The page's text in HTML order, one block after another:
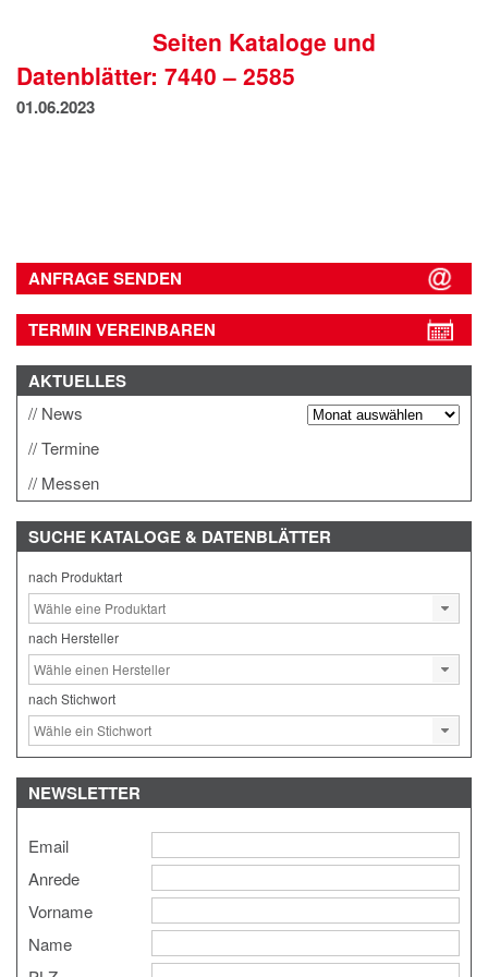
DATENSCHUTZSeiten Kataloge und
Datenblätter: 7440 – 2585
01.06.2023
ANFRAGE SENDEN
TERMIN VEREINBAREN
AKTUELLES
News
Termine
Messen
SUCHE KATALOGE & DATENBLÄTTER
nach Produktart
nach Hersteller
nach Stichwort
NEWSLETTER
Email
Anrede
Vorname
Name